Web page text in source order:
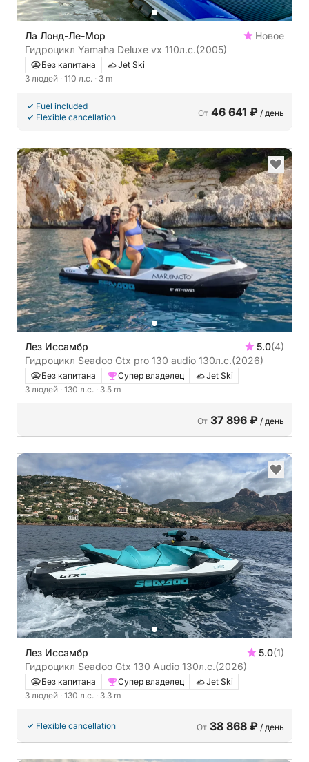
Ла Лонд-Ле-Мор
Новое
Гидроцикл Yamaha Deluxe vx 110л.с.(2005)
Без капитана
Jet Ski
3 людей · 110 л.с. · 3 m
Fuel included
Flexible cancellation
От 46 641 ₽ / день
Лез Иссамбр 5.0(4)
Гидроцикл Seadoo Gtx pro 130 audio 130л.с.(2026)
Без капитана Супер владелец
Jet Ski
3 людей · 130 л.с. · 3.5 m
От 37 896 ₽ / день
Лез Иссамбр 5.0(1)
Гидроцикл Seadoo Gtx 130 Audio 130л.с.(2026)
Без капитана Супер владелец
Jet Ski
3 людей · 130 л.с. · 3.3 m
Flexible cancellation От 38 868 ₽ / день